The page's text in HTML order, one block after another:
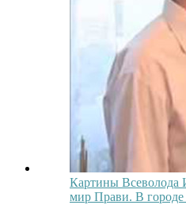
Картины
мир Прави. В городе